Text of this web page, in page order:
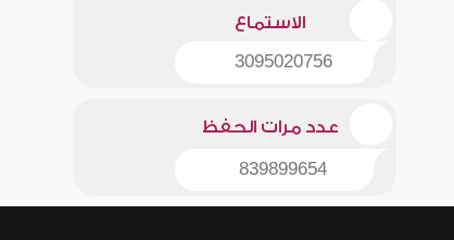
الاستماع
3095020756
عدد مرات الحفظ
839899654